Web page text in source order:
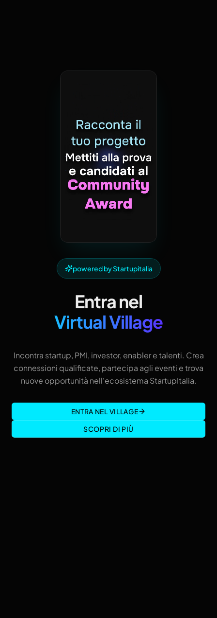
powered by Startupitalia
Entra nel
Virtual Village
Incontra startup, PMI, investor, enabler e talenti. Crea
connessioni qualificate, partecipa agli eventi e trova
nuove opportunità nell'ecosistema StartupItalia.
ENTRA NEL VILLAGE
SCOPRI DI PIÙ